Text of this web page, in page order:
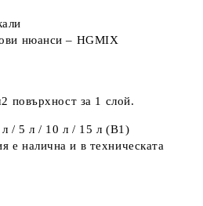
нюанси – HGMIX
повърхност за 1 слой.
/ 5 л / 10 л / 15 л (B1)
е налична и в техническата